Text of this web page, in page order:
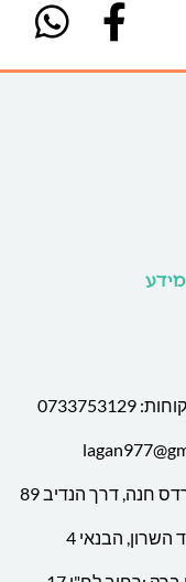
חנה, דרך הנדיב 89
השרון, הבנאי 4